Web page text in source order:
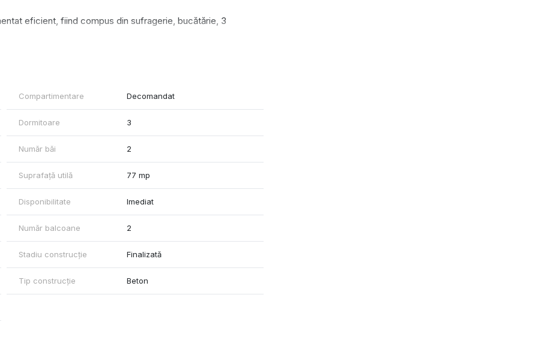
eficient, fiind compus din sufragerie, bucătărie, 3
termopan, gresie, faianță, parchet și ușă metalică la intrare,
pentru mutare imediată.
centrul orașului, la aproximativ 100 m distanță.
este ideal atât pentru locuit, cât și pentru investiție.
Compartimentare Decomandat
Dormitoare 3
Număr băi 2
Suprafață utilă 77 mp
Disponibilitate Imediat
Număr balcoane 2
Stadiu construcție Finalizată
Tip construcție Beton